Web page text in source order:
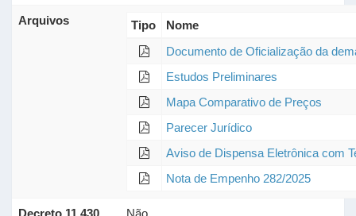
Arquivos Tipo
Nome
Documento de Oficialização da
Estudos Preliminares
Mapa Comparativo de Preços
Parecer Jurídico
Aviso de Dispensa Eletrônica com
Nota de Empenho 282/2025
Decreto 11.430 Não